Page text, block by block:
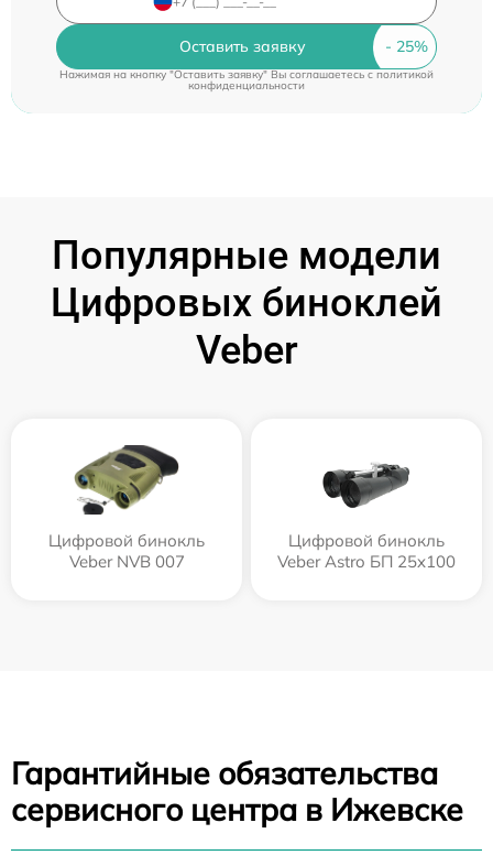
Оставить заявку
Нажимая на кнопку "Оставить заявку" Вы соглашаетесь c политикой
конфиденциальности
Популярные модели
Цифровых биноклей
Veber
Цифровой бинокль
Veber NVB 007
Цифровой бинокль
Veber Astro БП 25x100
Гарантийные обязательства
сервисного центра в Ижевске